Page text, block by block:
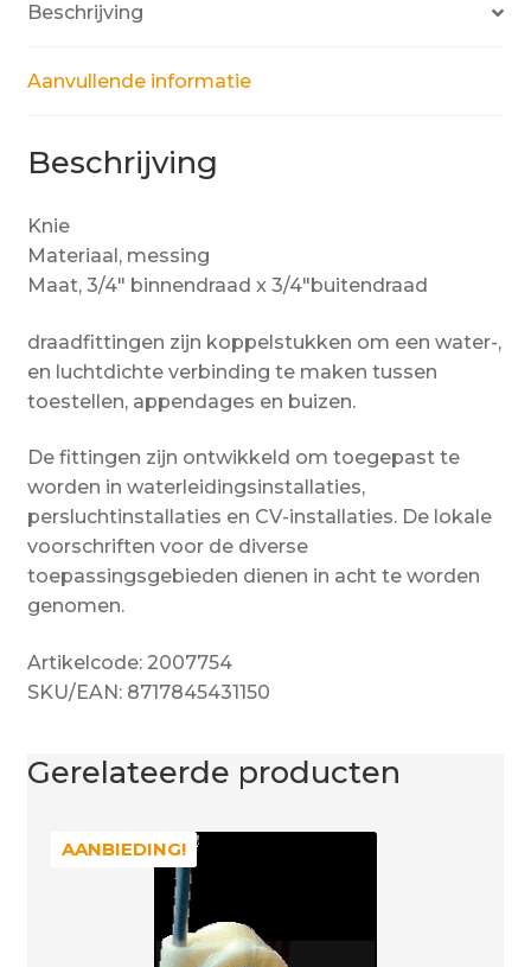
Beschrijving
Aanvullende informatie
Beschrijving
Knie
Materiaal, messing
Maat, 3/4″ binnendraad x 3/4″buitendraad
draadfittingen zijn koppelstukken om een water-,
en luchtdichte verbinding te maken tussen
toestellen, appendages en buizen.
De fittingen zijn ontwikkeld om toegepast te
worden in waterleidingsinstallaties,
persluchtinstallaties en CV-installaties. De lokale
voorschriften voor de diverse
toepassingsgebieden dienen in acht te worden
genomen.
Artikelcode: 2007754
SKU/EAN: 8717845431150
Gerelateerde producten
AANBIEDING!
AANBIEDING!